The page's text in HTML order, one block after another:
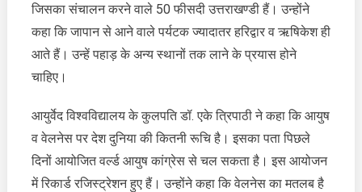
जिसका संचालन करने वाले 50 फीसदी उत्तराखण्डी हैं। उन्होंने
कहा कि जापान से आने वाले पर्यटक ज्यादातर हरिद्वार व ऋषिकेश ही
आते हैं। उन्हें पहाड़ के अन्य स्थानों तक लाने के प्रयास होने
चाहिए।
आयुर्वेद विश्वविद्यालय के कुलपति डॉ. एके त्रिपाठी ने कहा कि आयुष
व वेलनेस पर देश दुनिया की कितनी रूचि है। इसका पता पिछले
दिनों आयोजित वर्ल्ड आयुष कांग्रेस से चल सकता है। इस आयोजन
में रिकार्ड रजिस्ट्रेशन हुए हैं। उन्होंने कहा कि वेलनेस का मतलब है